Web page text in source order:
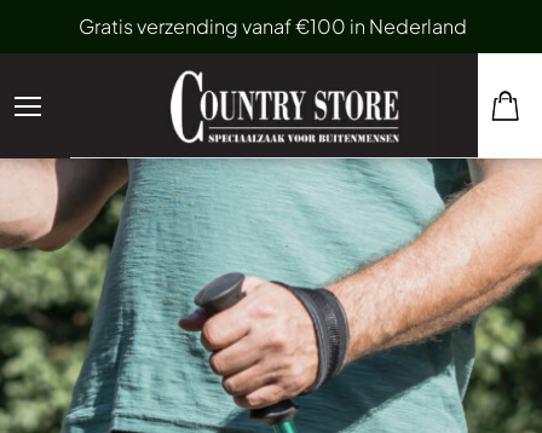
Gratis verzending vanaf €100 in Nederland